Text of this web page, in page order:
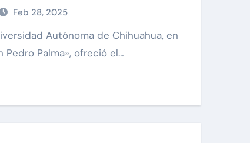
Feb 28, 2025
Palma», ofreció el…